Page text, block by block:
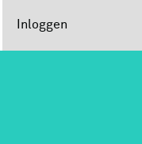
Inloggen